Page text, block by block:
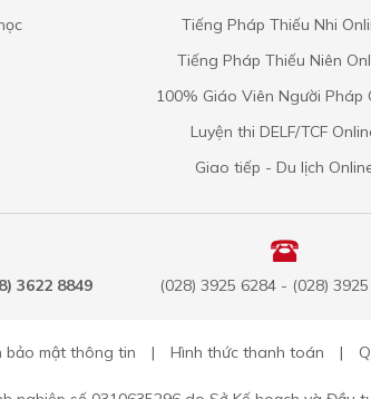
Tiếng Pháp Thiếu Nhi
Tiếng Pháp Thiếu Niên
100% Giáo Viên Người Pháp
Luyện thi DELF/TCF
Giao tiếp - Du lịch
3622 8849 (028) 3925 6284 - (028)
bảo mật thông tin | Hình thức thanh toán |